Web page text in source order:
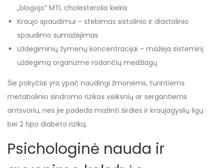
„blogojo” MTL cholesterolio kiekis
Kraujo spaudimui – stebimas sistolinio ir diastolinio
spaudimo sumažėjimas
Uždegiminių žymenų koncentracijai – mažėja sisteminį
uždegimą organizme rodančių medžiagų
Šie pokyčiai yra ypač naudingi žmonėms, turintiems
metabolinio sindromo rizikos veiksnių ar sergantiems
antsvoriu, nes jie padeda mažinti širdies ir kraujagyslių ligų
bei 2 tipo diabeto riziką.
Psichologinė nauda ir